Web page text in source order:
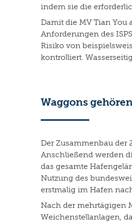
indem sie die
Damit die MV Tian You
Anforderungen des
Risiko von
kontrolliert.
Waggons
Der Zusammenbau der
Anschließend werden
das gesamte
Nutzung des
erstmalig im Hafen
Nach der mehrtägigen
Weichenstellanlagen,